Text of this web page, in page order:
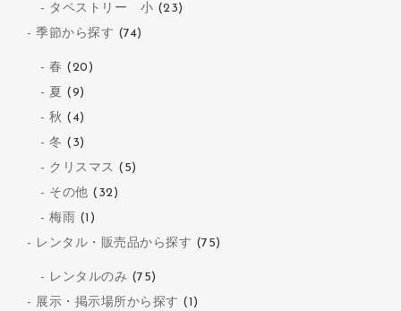
タペストリー 小 (23)
季節から探す (74)
春 (20)
夏 (9)
秋 (4)
冬 (3)
クリスマス (5)
その他 (32)
梅雨 (1)
レンタル・販売品から探す (75)
レンタルのみ (75)
展示・掲示場所から探す (1)